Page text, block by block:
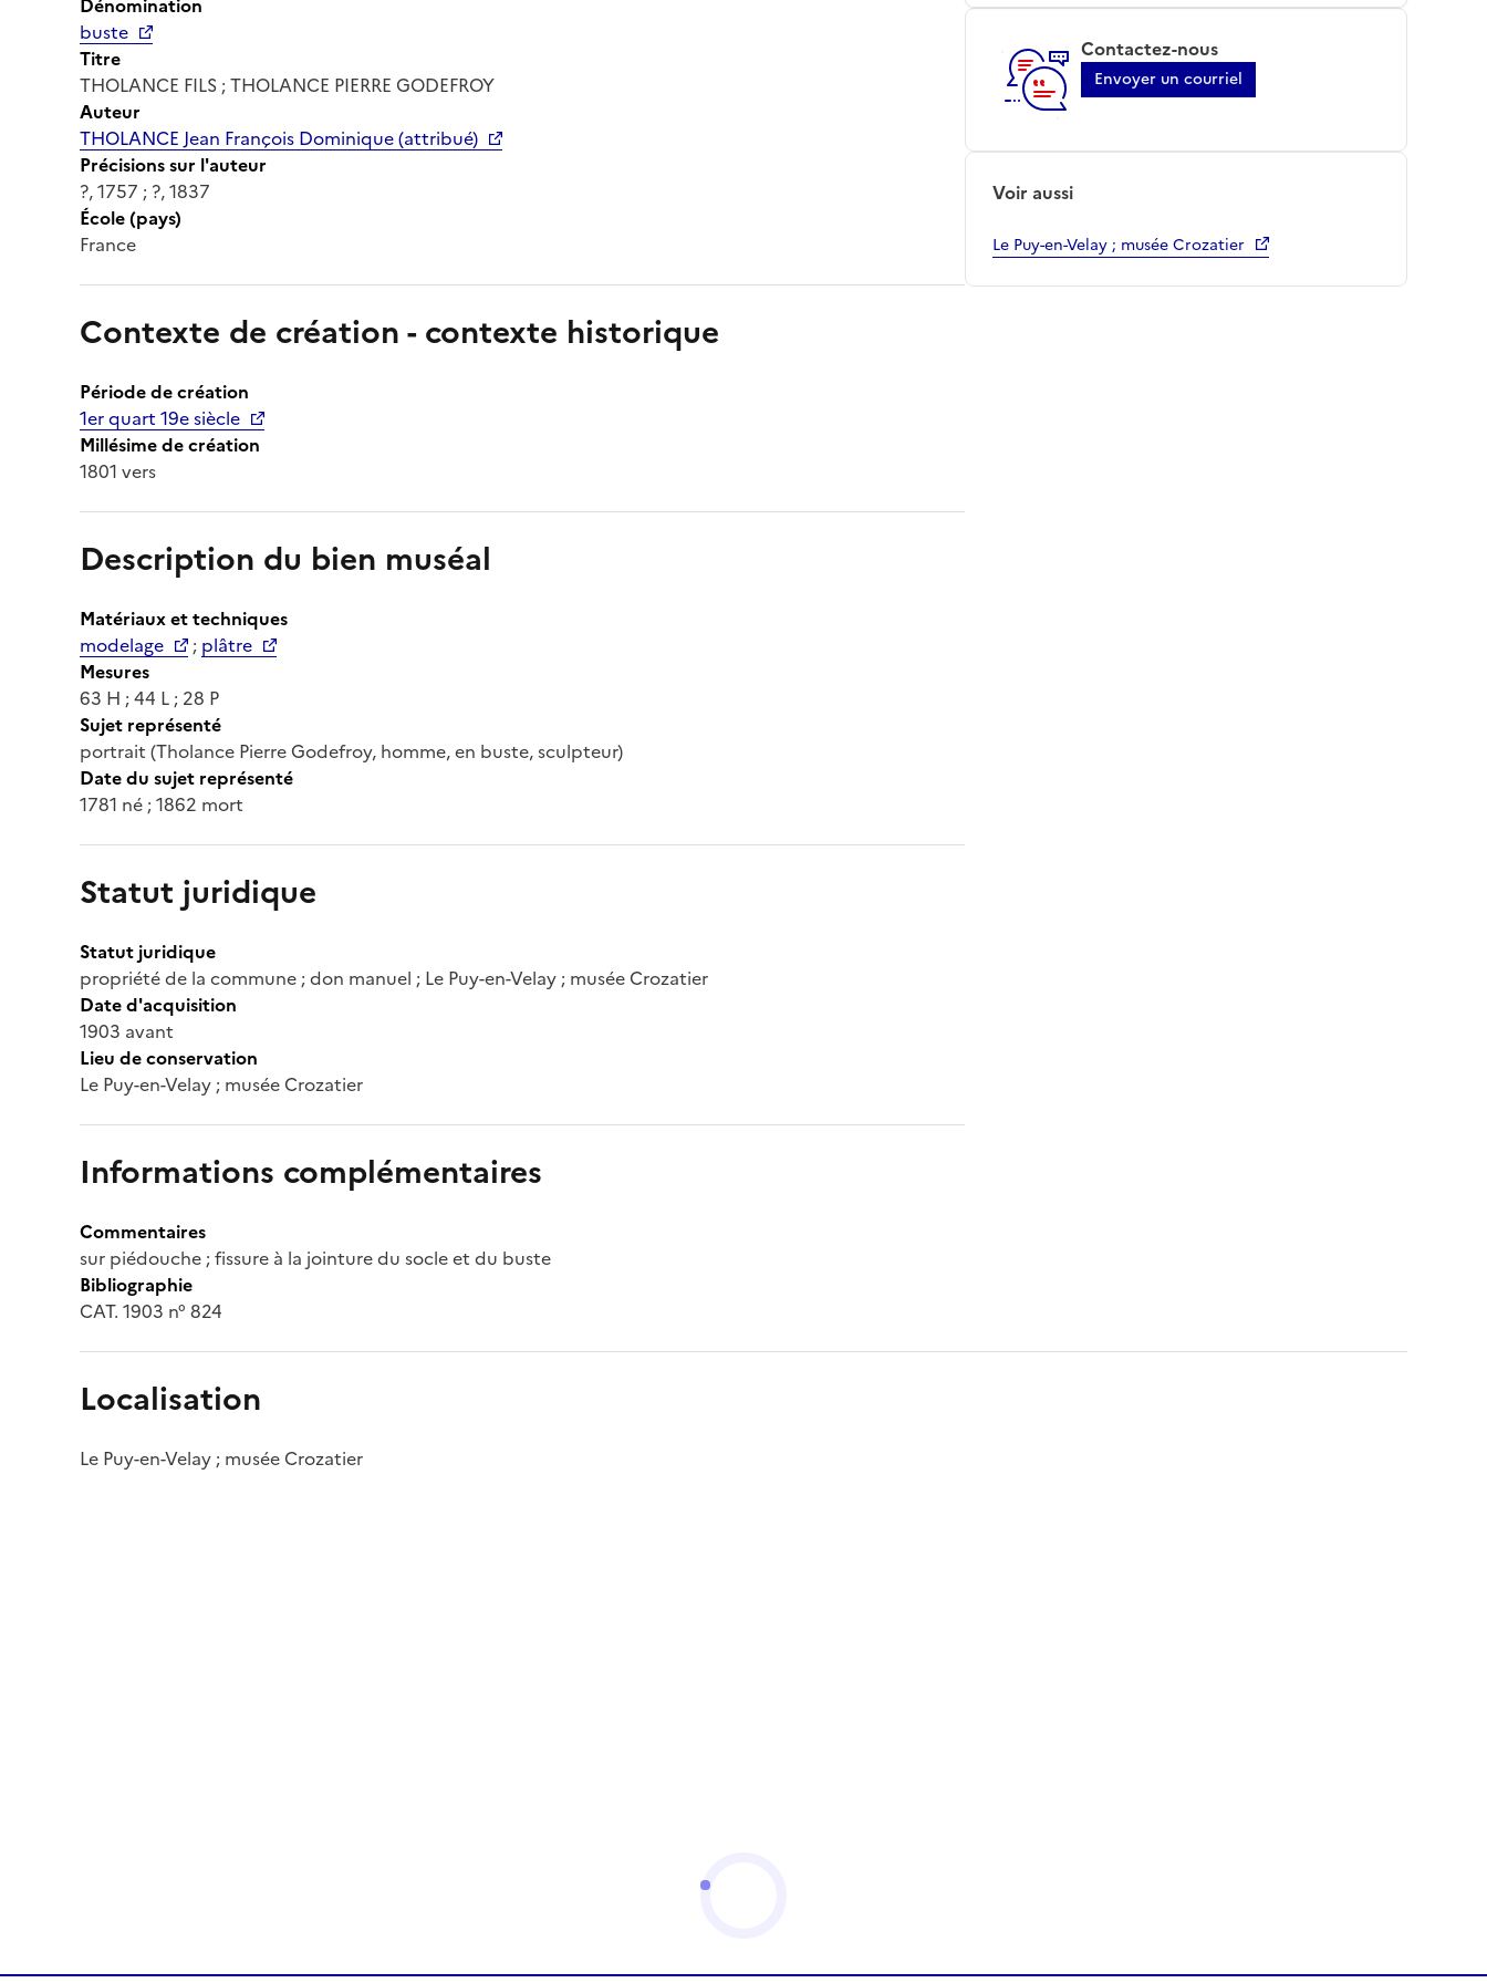
buste
Titre
THOLANCE FILS ; THOLANCE PIERRE GODEFROY
Auteur
THOLANCE Jean François Dominique (attribué)
Précisions sur l'auteur
?, 1757 ; ?, 1837
École (pays)
France
Contexte de création - contexte historique
Période de création
1er quart 19e siècle
Millésime de création
1801 vers
Description du bien muséal
Matériaux et techniques
modelage
; plâtre
Mesures
63 H ; 44 L ; 28 P
Sujet représenté
portrait (Tholance Pierre Godefroy, homme, en buste, sculpteur)
Date du sujet représenté
1781 né ; 1862 mort
Statut juridique
Statut juridique
propriété de la commune ; don manuel ; Le Puy-en-Velay ; musée Crozatier
Date d'acquisition
1903 avant
Lieu de conservation
Le Puy-en-Velay ; musée Crozatier
Informations complémentaires
Commentaires
sur piédouche ; fissure à la jointure du socle et du buste
Bibliographie
CAT. 1903 n° 824
Contactez-nous
Envoyer un courriel
Voir aussi
Le Puy-en-Velay ; musée Crozatier
Localisation
Le Puy-en-Velay ; musée Crozatier